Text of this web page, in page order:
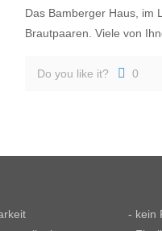
Das Bamberger Haus, im
Brautpaaren. Viele von
Do you like it? 0
- kein